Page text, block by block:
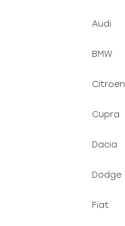
Audi
BMW
Citroen
Cupra
Dacia
Dodge
Fiat